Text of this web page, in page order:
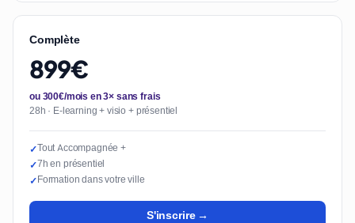
Complète
899€
ou 300€/mois en 3× sans frais
28h · E-learning + visio + présentiel
✓Tout Accompagnée +
✓7h en présentiel
✓Formation dans votre ville
S'inscrire →